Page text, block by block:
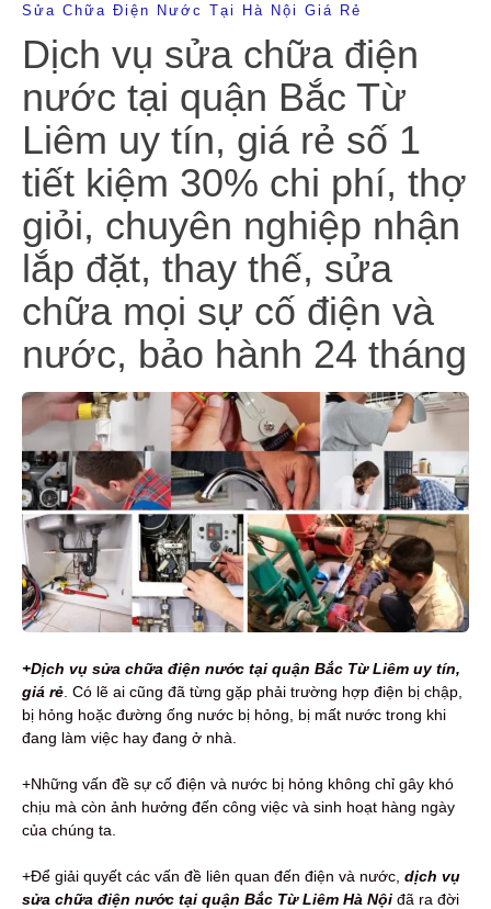
Sửa Chữa Điện Nước Tại Hà Nội Giá Rẻ
Dịch vụ sửa chữa điện
nước tại quận Bắc Từ
Liêm uy tín, giá rẻ số 1
tiết kiệm 30% chi phí, thợ
giỏi, chuyên nghiệp nhận
lắp đặt, thay thế, sửa
chữa mọi sự cố điện và
nước, bảo hành 24 tháng
+Dịch vụ sửa chữa điện nước tại quận Bắc Từ Liêm uy tín,
giá rẻ . Có lẽ ai cũng đã từng gặp phải trường hợp điện bị chập,
bị hỏng hoặc đường ống nước bị hỏng, bị mất nước trong khi
đang làm việc hay đang ở nhà.
+Những vấn đề sự cố điện và nước bị hỏng không chỉ gây khó
chịu mà còn ảnh hưởng đến công việc và sinh hoạt hàng ngày
của chúng ta.
+Để giải quyết các vấn đề liên quan đến điện và nước, dịch vụ
sửa chữa điện nước tại quận Bắc Từ Liêm Hà Nội đã ra đời